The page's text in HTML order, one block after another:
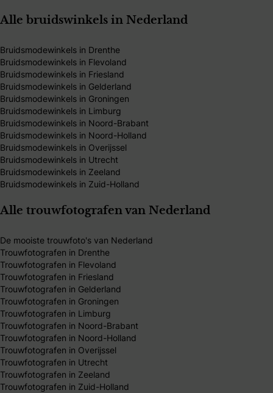
Alle bruidswinkels in Nederland
Bruidsmodewinkels in Drenthe
Bruidsmodewinkels in Flevoland
Bruidsmodewinkels in Friesland
Bruidsmodewinkels in Gelderland
Bruidsmodewinkels in Groningen
Bruidsmodewinkels in Limburg
Bruidsmodewinkels in Noord-Brabant
Bruidsmodewinkels in Noord-Holland
Bruidsmodewinkels in Overijssel
Bruidsmodewinkels in Utrecht
Bruidsmodewinkels in Zeeland
Bruidsmodewinkels in Zuid-Holland
Alle trouwfotografen van Nederland
De mooiste trouwfoto's van Nederland
Trouwfotografen in Drenthe
Trouwfotografen in Flevoland
Trouwfotografen in Friesland
Trouwfotografen in Gelderland
Trouwfotografen in Groningen
Trouwfotografen in Limburg
Trouwfotografen in Noord-Brabant
Trouwfotografen in Noord-Holland
Trouwfotografen in Overijssel
Trouwfotografen in Utrecht
Trouwfotografen in Zeeland
Trouwfotografen in Zuid-Holland